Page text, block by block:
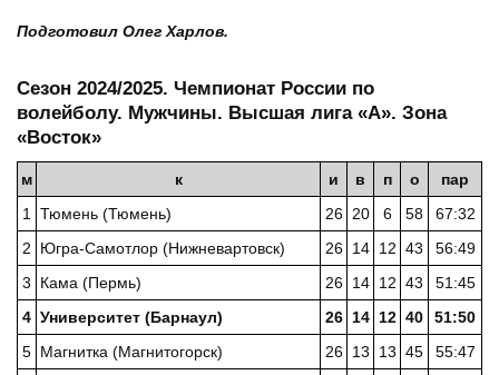
Подготовил Олег Харлов.
Сезон 2024/2025. Чемпионат России по
волейболу. Мужчины. Высшая лига «А». Зона
«Восток»
м к и в п о
пар
1
Тюмень (Тюмень) 26 20 6 58
67:32
2
Югра-Самотлор (Нижневартовск) 26 14 12 43
56:49
3
Кама (Пермь) 26 14 12 43
51:45
4 Университет (Барнаул) 26 14 12 40
51:50
5 Магнитка (Магнитогорск) 26 13 13 45
55:47